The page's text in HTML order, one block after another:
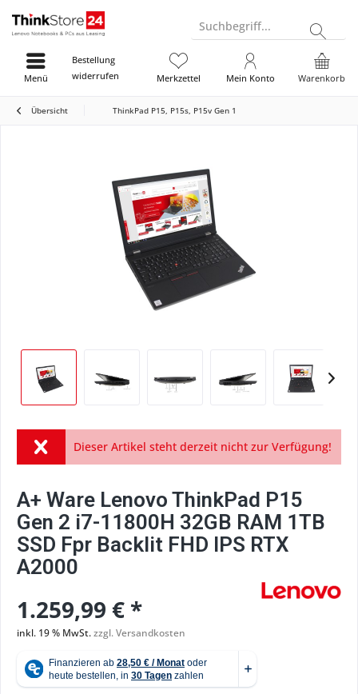
Suchbegriff...
Bestellung
widerrufen
Warenkorb
Merkzettel Mein Konto
Menü
Übersicht ThinkPad P15, P15s, P15v Gen 1
Dieser Artikel steht derzeit nicht zur Verfügung!
A+ Ware Lenovo ThinkPad P15
Gen 2 i7-11800H 32GB RAM 1TB
SSD Fpr Backlit FHD IPS RTX
A2000
1.259,99 € *
inkl. 19 % MwSt.zzgl. Versandkosten